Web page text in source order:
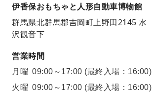
伊香保おもちゃと人形自動車博物館
群馬県北群馬郡吉岡町上野田2145 水
沢観音下
営業時間
月曜 09:00～17:00 (最終入場：16:00)
火曜 09:00～17:00 (最終入場：16:00)